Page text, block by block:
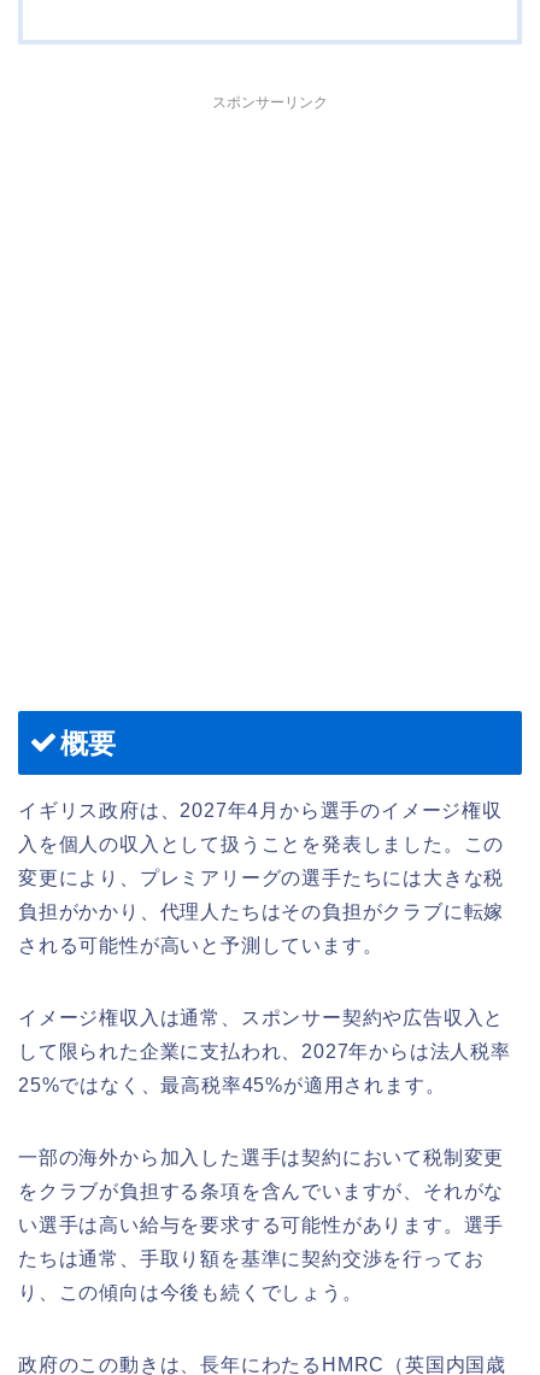
スポンサーリンク
概要
イギリス政府は、2027年4月から選手のイメージ権収
入を個人の収入として扱うことを発表しました。この
変更により、プレミアリーグの選手たちには大きな税
負担がかかり、代理人たちはその負担がクラブに転嫁
される可能性が高いと予測しています。
イメージ権収入は通常、スポンサー契約や広告収入と
して限られた企業に支払われ、2027年からは法人税率
25%ではなく、最高税率45%が適用されます。
一部の海外から加入した選手は契約において税制変更
をクラブが負担する条項を含んでいますが、それがな
い選手は高い給与を要求する可能性があります。選手
たちは通常、手取り額を基準に契約交渉を行ってお
り、この傾向は今後も続くでしょう。
政府のこの動きは、長年にわたるHMRC（英国内国歳